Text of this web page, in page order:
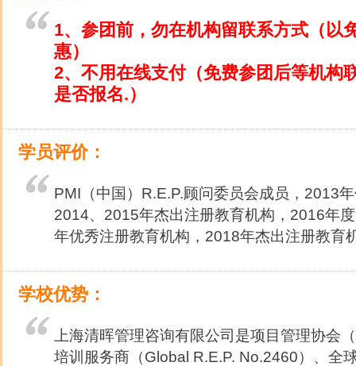
1、参团前，勿在机构留联系方式（以
惠）
2、不用在线支付（免费参团后等机构
是否报名.）
学员评价：
PMI（中国）R.E.P.顾问委员会成员，2013
2014、2015年杰出注册教育机构，2016年
年优秀注册教育机构，2018年杰出注册教育
学校优势：
上海清晖管理咨询有限公司是项目管理协会
培训服务商（Global R.E.P. No.2460）、全